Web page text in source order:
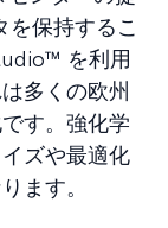
を保持するこ
を利用
多くの欧州
す。強化学
ズや最適化
ます。